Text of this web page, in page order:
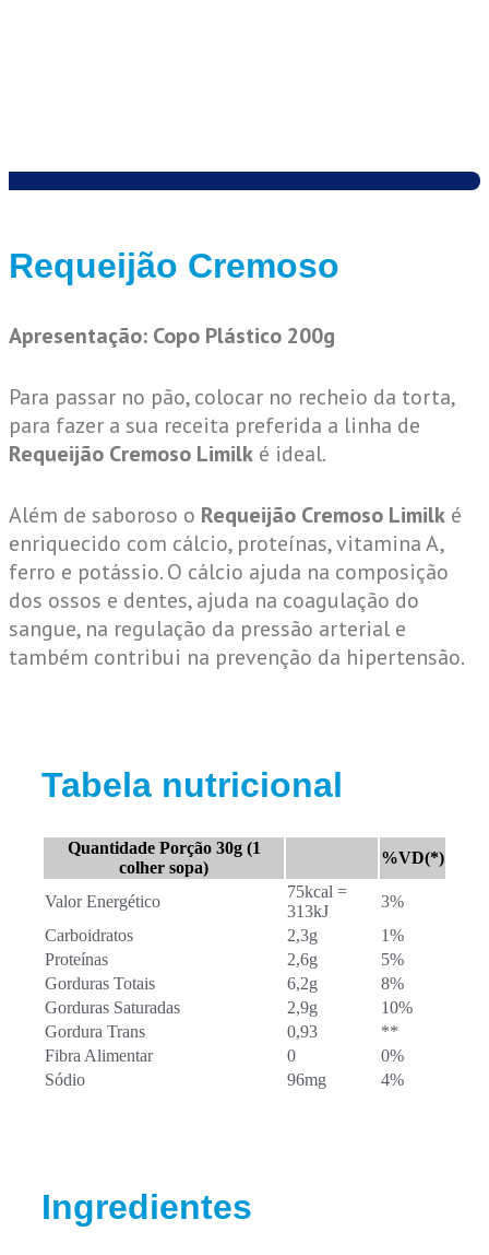
Requeijão Cremoso
Apresentação: Copo Plástico 200g
Para passar no pão, colocar no recheio da torta,
para fazer a sua receita preferida a linha de
Requeijão Cremoso Limilk é ideal.
Além de saboroso o Requeijão Cremoso Limilk é
enriquecido com cálcio, proteínas, vitamina A,
ferro e potássio. O cálcio ajuda na composição
dos ossos e dentes, ajuda na coagulação do
sangue, na regulação da pressão arterial e
também contribui na prevenção da hipertensão.
Tabela nutricional
Quantidade Porção 30g (1
colher sopa)
%VD(*)
Valor Energético
75kcal =
313kJ
3%
Carboidratos
2,3g
1%
Proteínas
2,6g
5%
Gorduras Totais
6,2g
8%
Gorduras Saturadas
2,9g
10%
Gordura Trans
0,93
**
Fibra Alimentar
0
0%
Sódio
96mg 4%
Ingredientes